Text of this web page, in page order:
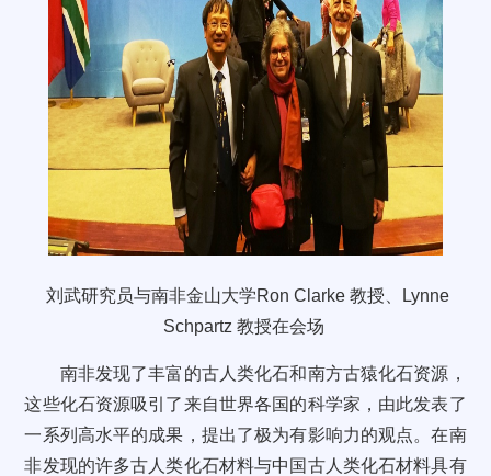
刘武研究员与南非金山大学Ron Clarke 教授、
Lynne
Schpartz 教授在会场
南非发现了丰富的古人类化石和南方古猿化石资源，
这些化石资源吸引了来自世界各国的科学家，由此发表了
一系列高水平的成果，提出了极为有影响力的观点。在南
非发现的许多古人类化石材料与中国古人类化石材料具有